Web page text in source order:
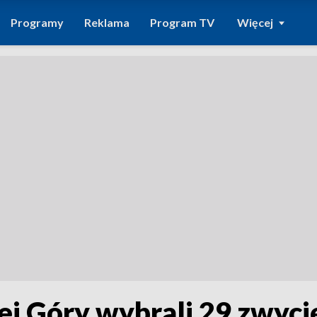
Programy Reklama Program TV Więcej